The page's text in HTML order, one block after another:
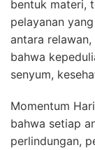
bentuk materi,
pelayanan
antara
bahwa
senyum,
Momentum
bahwa setiap
perlindungan,